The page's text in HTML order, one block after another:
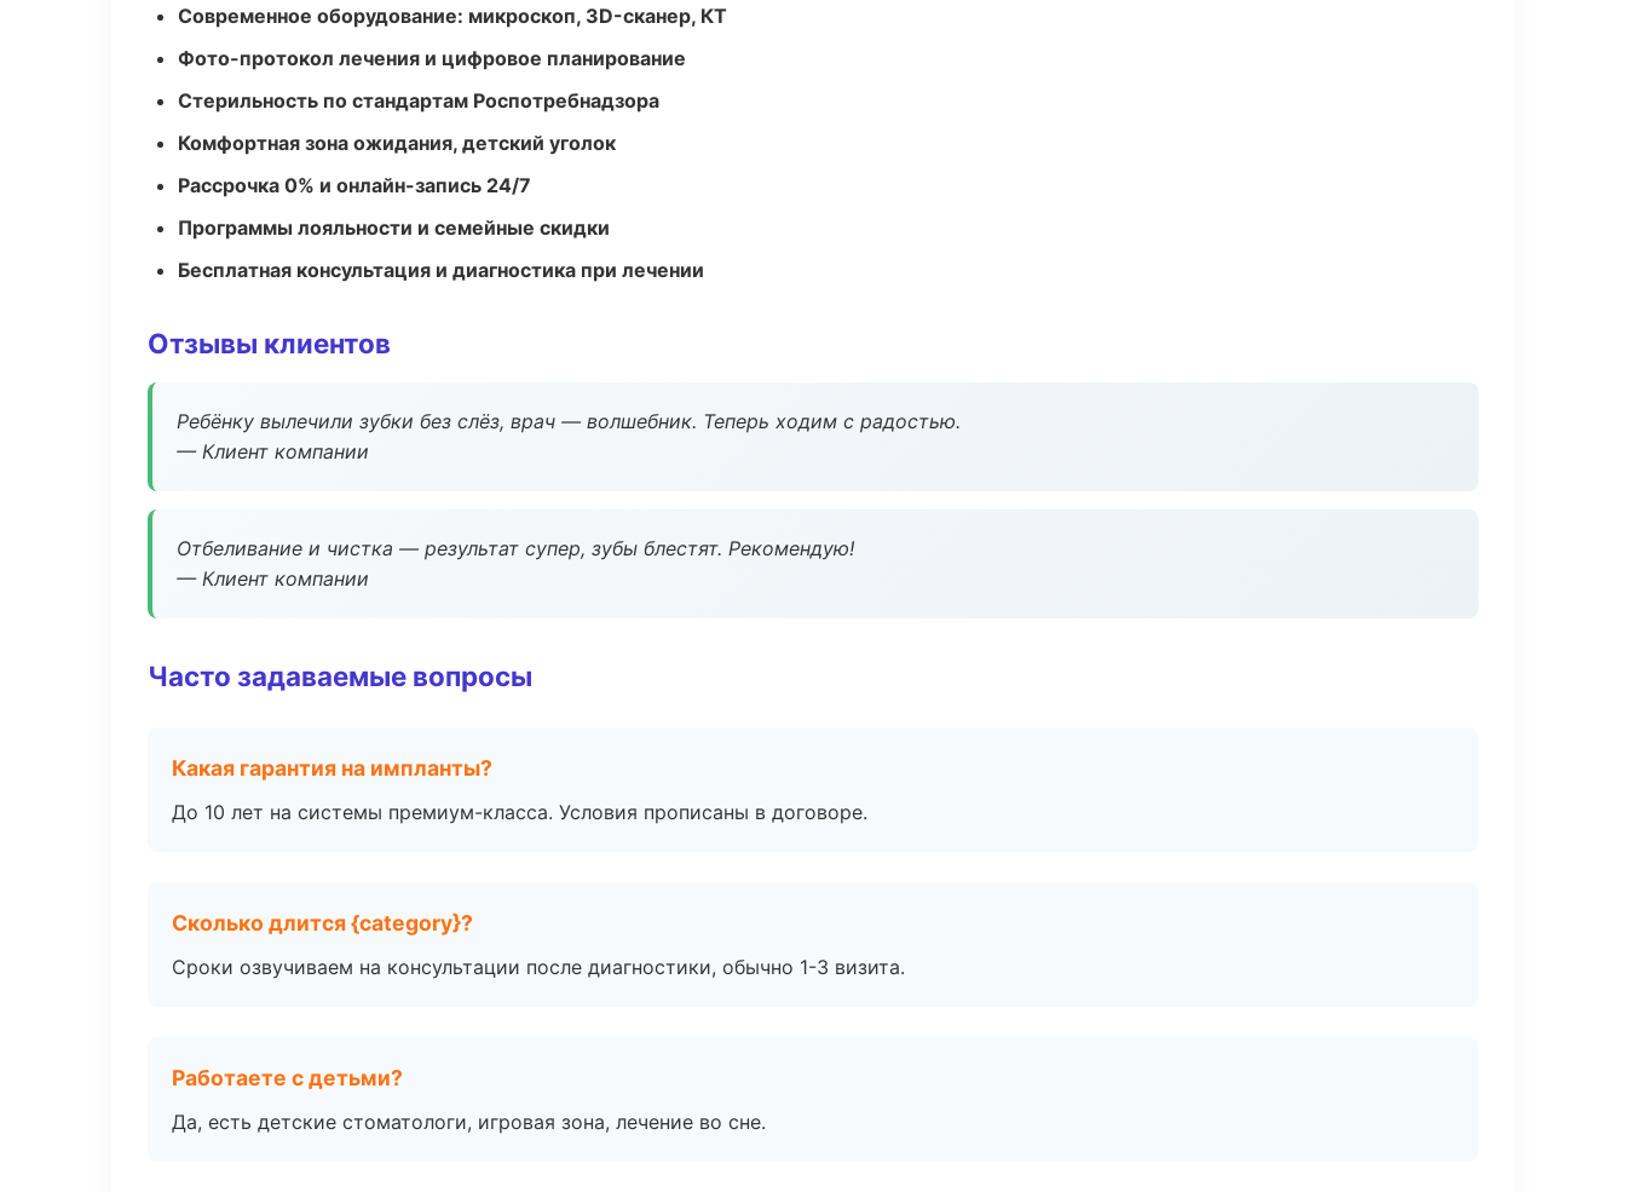
Современное оборудование: микроскоп, 3D-сканер, КТ
Фото-протокол лечения и цифровое планирование
Стерильность по стандартам Роспотребнадзора
Комфортная зона ожидания, детский уголок
Рассрочка 0% и онлайн-запись 24/7
Программы лояльности и семейные скидки
Бесплатная консультация и диагностика при лечении
Отзывы клиентов
Ребёнку вылечили зубки без слёз, врач — волшебник. Теперь ходим с радостью.
— Клиент компании
Отбеливание и чистка — результат супер, зубы блестят. Рекомендую!
— Клиент компании
Часто задаваемые вопросы
Какая гарантия на импланты?
До 10 лет на системы премиум-класса. Условия прописаны в договоре.
Сколько длится {category}?
Сроки озвучиваем на консультации после диагностики, обычно 1-3 визита.
Работаете с детьми?
Да, есть детские стоматологи, игровая зона, лечение во сне.